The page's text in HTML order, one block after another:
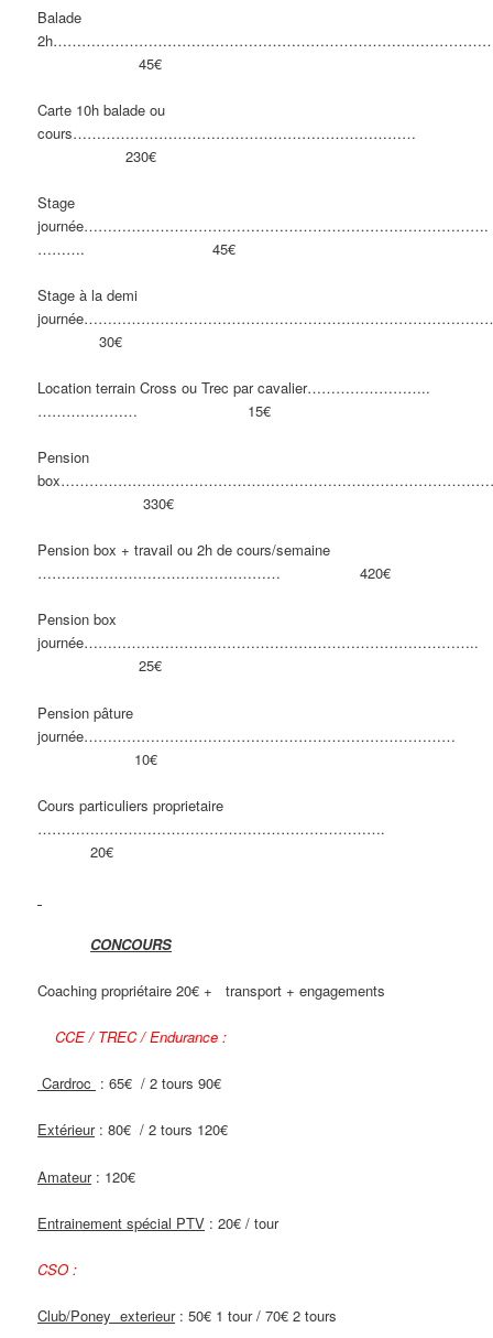
Balade
45€
Carte 10h balade ou
cours………………………………………………………………
230€
Stage
journée………………………………………………………………………….
………. 45€
Stage à la demi
30€
Location terrain Cross ou Trec par cavalier……………………..
………………… 15€
Pension
330€
Pension box + travail ou 2h de cours/semaine
…………………………………………… 420€
Pension box
25€
Pension pâture
journée……………………………………………………………………
10€
Cours particuliers proprietaire
……………………………………………………………….
20€
CONCOURS
Coaching propriétaire 20€ + transport + engagements
CCE / TREC / Endurance :
Cardroc : 65€ / 2 tours 90€
Extérieur: 80€ / 2 tours 120€
Amateur: 120€
Entrainement spécial PTV : 20€ / tour
CSO :
Club/Poney exterieur: 50€ 1 tour / 70€ 2 tours